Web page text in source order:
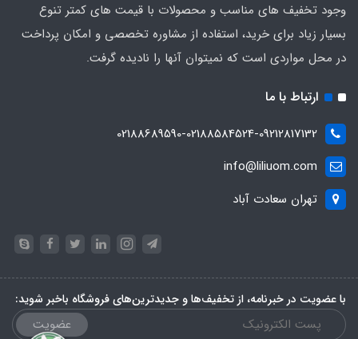
وجود تخفیف های مناسب و محصولات با قیمت های کمتر تنوع
بسیار زیاد برای خرید، استفاده از مشاوره تخصصی و امکان پرداخت
در محل مواردی است که نمیتوان آنها را نادیده گرفت.
ارتباط با ما
02188689590-02188584524-09212817132
info@liliuom.com
تهران سعادت آباد
با عضویت در خبرنامه، از تخفیف‌ها و جدیدترین‌های فروشگاه باخبر شوید:
عضویت